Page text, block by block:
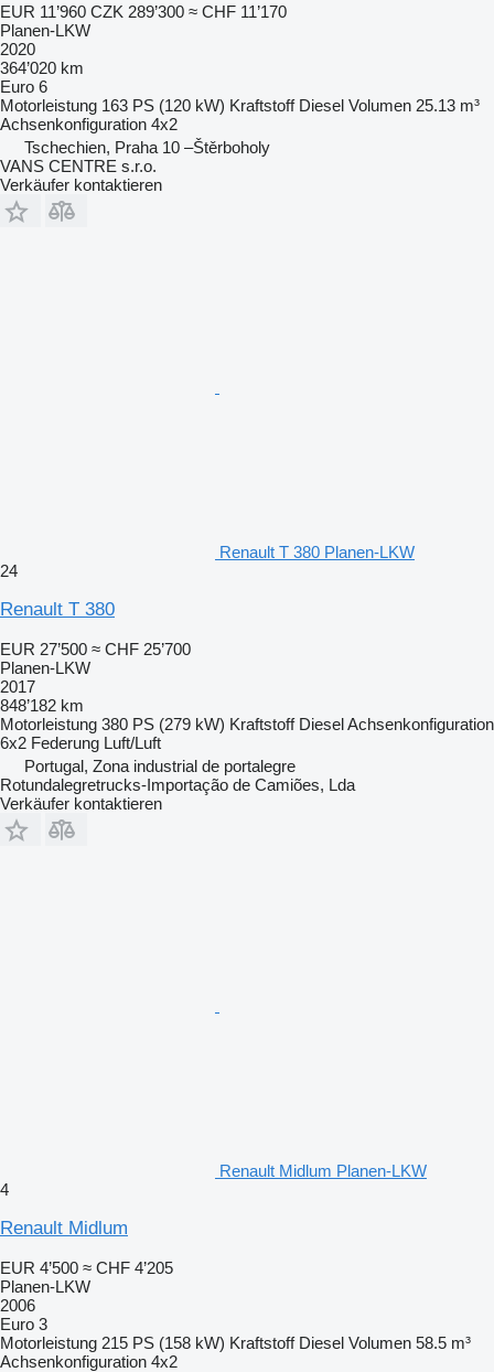
EUR 11’960 CZK 289’300 ≈ CHF 11’170
Planen-LKW
2020
364’020 km
Euro 6
Motorleistung 163 PS (120 kW) Kraftstoff Diesel Volumen 25.13 m³
Achsenkonfiguration 4x2
Tschechien, Praha 10 –Štěrboholy
VANS CENTRE s.r.o.
Verkäufer kontaktieren
Renault T 380 Planen-LKW
24
Renault T 380
EUR 27’500 ≈ CHF 25’700
Planen-LKW
2017
848’182 km
Motorleistung 380 PS (279 kW) Kraftstoff DieselAchsenkonfiguration
6x2 Federung Luft/Luft
Portugal, Zona industrial de portalegre
Rotundalegretrucks-Importação de Camiões, Lda
Verkäufer kontaktieren
Renault Midlum Planen-LKW
4
Renault Midlum
EUR 4’500 ≈ CHF 4’205
Planen-LKW
2006
Euro 3
Motorleistung 215 PS (158 kW) Kraftstoff Diesel Volumen 58.5 m³
Achsenkonfiguration 4x2